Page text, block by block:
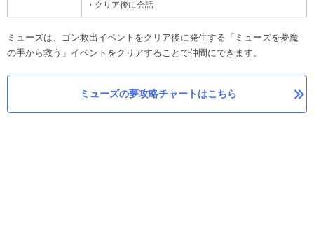
・クリア後に会話
ミューズは、ゴン救出イベントをクリア後に発生する「ミューズを夢魔
の手から救う」イベントをクリアすることで仲間にできます。
ミューズの夢攻略チャートはこちら